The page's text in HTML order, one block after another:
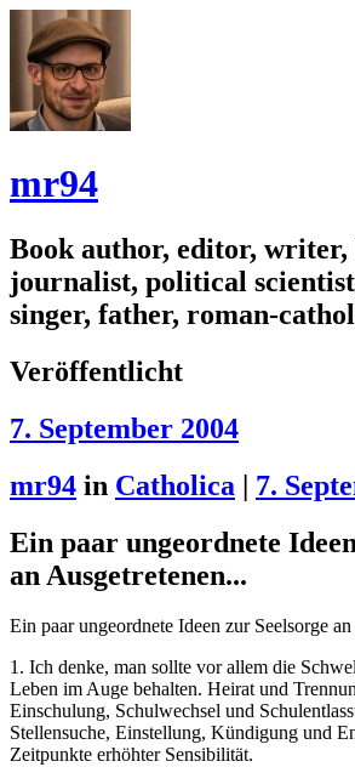
mr94
Book author, editor, writer,
journalist, political
singer, father, roman-
Veröffentlicht
7. September 2004
mr94 in Catholica | 7.
Ein paar ungeordnete
an Ausgetretenen...
Ein paar ungeordnete Ideen zur Seelsorge
1. Ich denke, man sollte vor allem die
Leben im Auge behalten. Heirat und
Einschulung, Schulwechsel und
Stellensuche, Einstellung, Kündigung und
Zeitpunkte erhöhter Sensibilität.